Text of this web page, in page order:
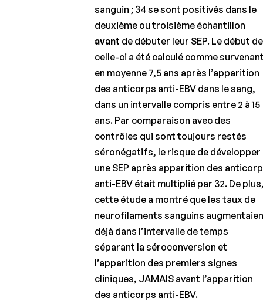
sanguin ; 34 se sont positivés dans le
deuxième ou troisième échantillon
avant de débuter leur SEP. Le début de
celle-ci a été calculé comme
en moyenne 7,5 ans après l’apparition
des anticorps anti-EBV dans le sang,
dans un intervalle compris entre 2 à 15
ans. Par comparaison avec des
contrôles qui sont toujours restés
séronégatifs, le risque de développer
une SEP après apparition des
anti-EBV était multiplié par 32. De
cette étude a montré que les taux de
neurofilaments sanguins
déjà dans l’intervalle de temps
séparant la séroconversion et
l’apparition des premiers signes
cliniques, JAMAIS avant l’apparition
des anticorps anti-EBV.